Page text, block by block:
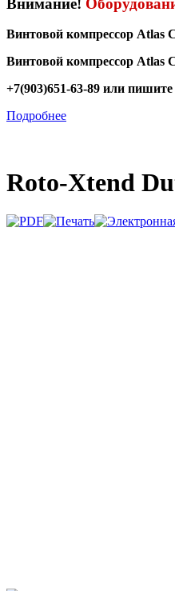
Винтовой компрессор Atlas
Винтовой компрессор Atlas
+7(903)651-63-89 или пишите
Подробнее
Roto-Хtend